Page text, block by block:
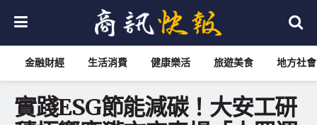
金融財經 生活消費 健康樂活 旅遊美食 地方社會
實踐ESG節能減碳！大安工研